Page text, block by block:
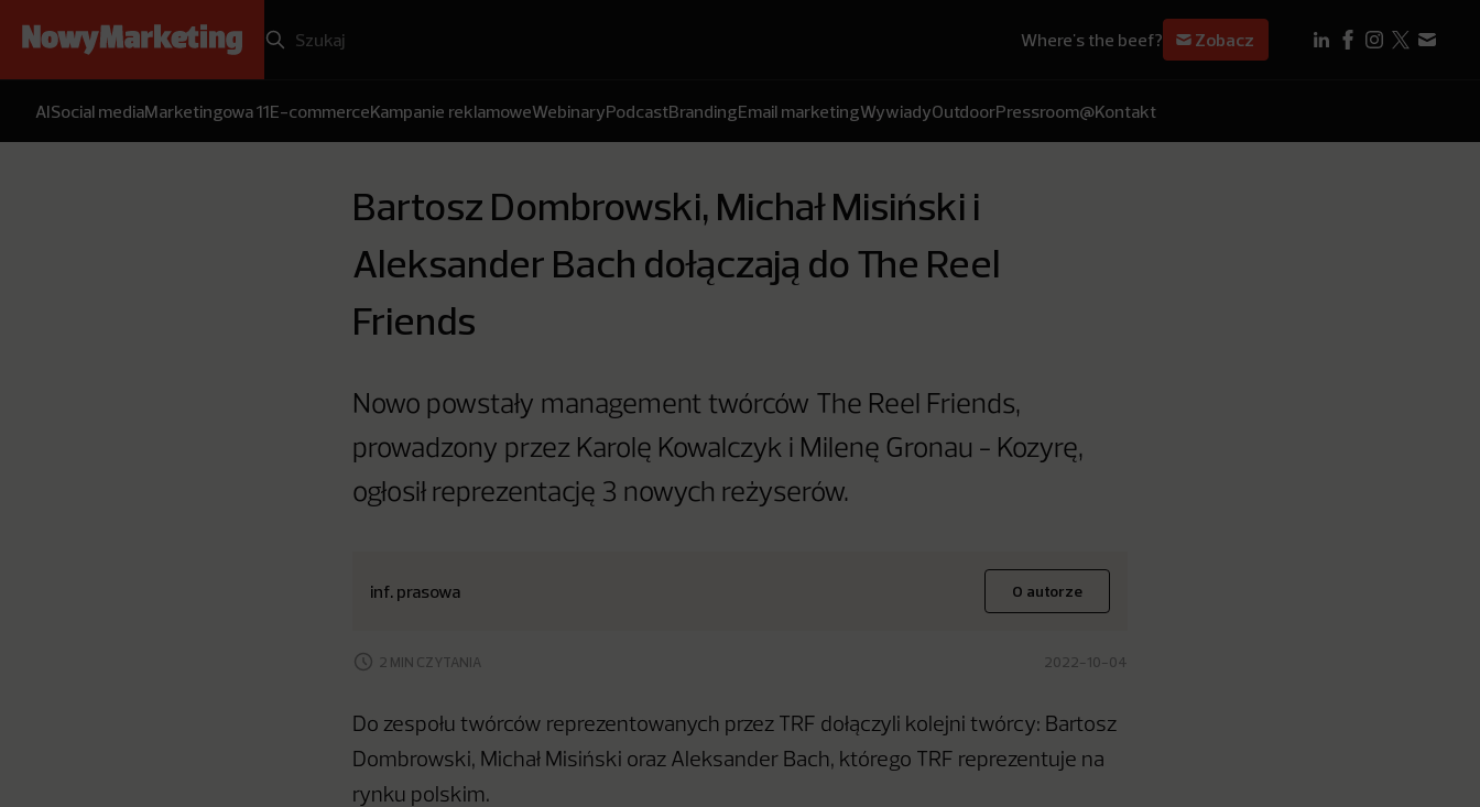
Where's the beef? Zobacz
AISocial mediaMarketingowa 11E-commerceKampanie reklamoweWebinaryPodcastBrandingEmail marketingWywiadyOutdoorPressroom@Kontakt
Bartosz Dombrowski, Michał Misiński i
Aleksander Bach dołączają do The Reel
Friends
Nowo powstały management twórców The Reel Friends,
prowadzony przez Karolę Kowalczyk i Milenę Gronau - Kozyrę,
ogłosił reprezentację 3 nowych reżyserów.
inf. prasowa O autorze
2 MIN CZYTANIA 2022-10-04
Do zespołu twórców reprezentowanych przez TRF dołączyli kolejni twórcy: Bartosz
Dombrowski, Michał Misiński oraz Aleksander Bach, którego TRF reprezentuje na
rynku polskim.